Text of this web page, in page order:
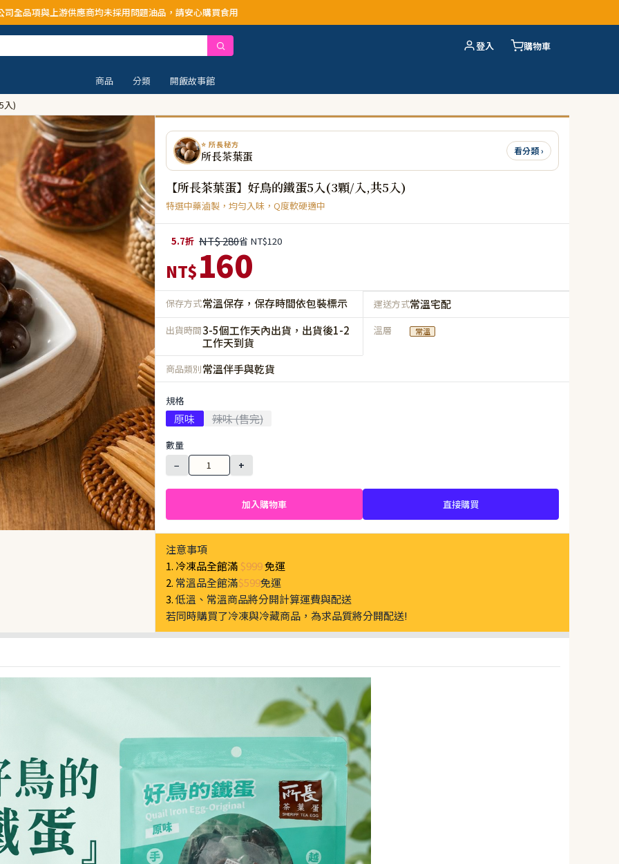
均未採用問題油品，請安心購買食用
登入 購物車
商品 分類
開飯故事館
入)
⭐ 所長秘方
所長茶葉蛋 看分類 ›
【所長茶葉蛋】好鳥的鐵蛋5入(3顆/入,共5入)
特選中藥滷製，均勻入味，Q度軟硬適中
5.7折 NT$ 280省 NT$120
NT$160
保存方式常溫保存，保存時間依包裝標示 運送方式常溫宅配
出貨時間3-5個工作天內出貨，出貨後1-2
工作天到貨
溫層 常溫
商品類別常溫伴手與乾貨
規格
原味 辣味 (售完)
數量
−
+
加入購物車 直接購買
注意事項
1. 冷凍品全館滿 $999免運
2. 常溫品全館滿$599免運
3.低溫、常溫商品將分開計算運費與配送
若同時購買了冷凍與冷藏商品，為求品質將分開配送!